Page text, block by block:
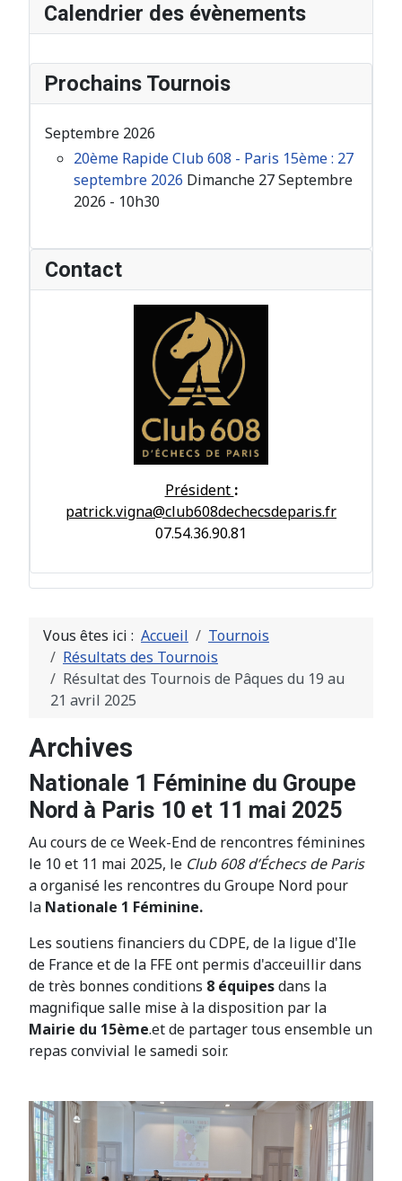
Calendrier des évènements
Prochains Tournois
Septembre 2026
20ème Rapide Club 608 - Paris 15ème : 27
septembre 2026 Dimanche 27 Septembre
2026 - 10h30
Contact
Président :
patrick.vigna@club608dechecsdeparis.fr
07.54.36.90.81
Vous êtes ici : Accueil
Tournois
Résultats des Tournois
Résultat des Tournois de Pâques du 19 au
21 avril 2025
Archives
Nationale 1 Féminine du Groupe
Nord à Paris 10 et 11 mai 2025
Au cours de ce Week-End de rencontres féminines
le 10 et 11 mai 2025, le Club 608 d’Échecs de Paris
a organisé les rencontres du Groupe Nord pour
la Nationale 1 Féminine.
Les soutiens financiers du CDPE, de la ligue d'Ile
de France et de la FFE ont permis d'acceuillir dans
de très bonnes conditions 8 équipesdans la
magnifique salle mise à la disposition par la
Mairie du 15ème.et de partager tous ensemble un
repas convivial le samedi soir.